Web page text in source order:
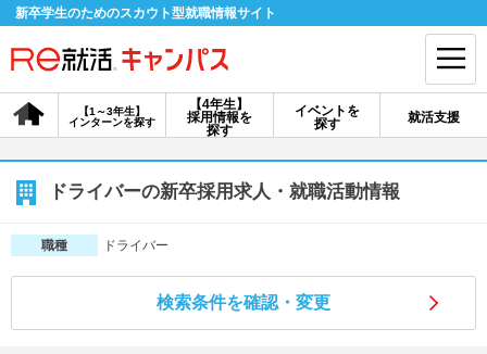
新卒学生のためのスカウト型就職情報サイト
【4年生】
採用情報を
探す
【1～3年生】
インターンを探す
イベントを
探す
就活支援
会員登録 ログイン
会員ID・パスワードを忘れた方はこちら
探す
【4年生】
【1～3年生】
ドライバーの新卒採用求人・就職活動情報
職種 ドライバー
検索条件を確認・変更